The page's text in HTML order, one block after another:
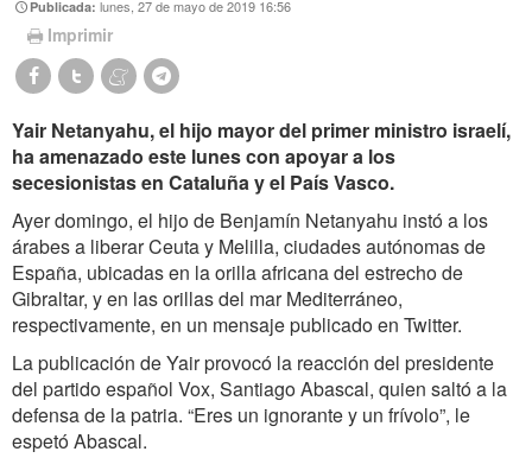
Publicada:lunes, 27 de mayo de 2019 16:56
Imprimir
Yair Netanyahu, el hijo mayor del primer ministro israelí,
ha amenazado este lunes con apoyar a los
secesionistas en Cataluña y el País Vasco.
Ayer domingo, el hijo de Benjamín Netanyahu instó a los
árabes a liberar Ceuta y Melilla, ciudades autónomas de
España, ubicadas en la orilla africana del estrecho de
Gibraltar, y en las orillas del mar Mediterráneo,
respectivamente, en un mensaje publicado en Twitter.
La publicación de Yair provocó la reacción del presidente
del partido español Vox, Santiago Abascal, quien saltó a la
defensa de la patria. “Eres un ignorante y un frívolo”, le
espetó Abascal.